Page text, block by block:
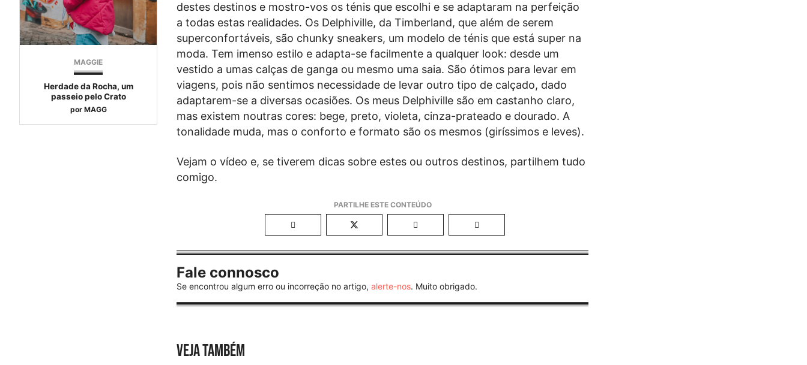
MAGGIE
Herdade da Rocha, um
passeio pelo Crato
por MAGG
destes destinos e mostro-vos os ténis que escolhi e se adaptaram na perfeição
a todas estas realidades. Os Delphiville, da Timberland, que além de serem
superconfortáveis, são chunky sneakers, um modelo de ténis que está super na
moda. Tem imenso estilo e adapta-se facilmente a qualquer look: desde um
vestido a umas calças de ganga ou mesmo uma saia. São ótimos para levar em
viagens, pois não sentimos necessidade de levar outro tipo de calçado, dado
adaptarem-se a diversas ocasiões. Os meus Delphiville são em castanho claro,
mas existem noutras cores: bege, preto, violeta, cinza-prateado e dourado. A
tonalidade muda, mas o conforto e formato são os mesmos (giríssimos e leves).
Vejam o vídeo e, se tiverem dicas sobre estes ou outros destinos, partilhem tudo
comigo.
Fale connosco
Se encontrou algum erro ou incorreção no artigo,alerte-nos. Muito obrigado.
VEJA TAMBÉM